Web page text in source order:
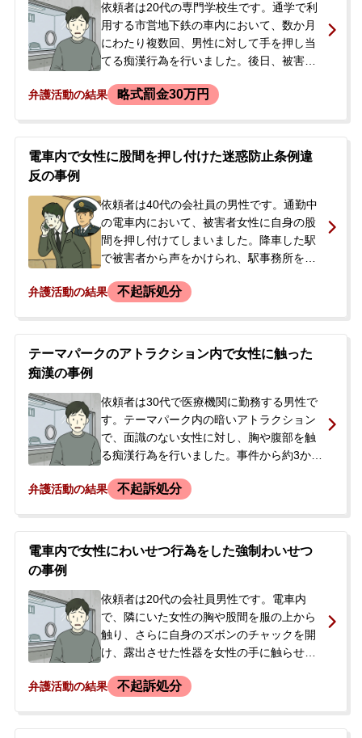
れました。しかし、今後の刑事処分がどう
なるか、大学生活への影響はないかといっ
た点に強い不安を感じ、釈放後に父親と一
緒に当事務所へ相談に来られ、正式に弁護
依頼者は20代の専門学校生です。通学で利
用する市営地下鉄の車内において、数か月
にわたり複数回、男性に対して手を押し当
てる痴漢行為を行いました。後日、被害者
し、逮捕されましたが、その日のうちに釈
感じた依頼者のご両親から、当事務所にご
相談がありました。依頼者は以前にも別の
約となりました。
弁護活動の結果 略式罰金30万円
電車内で女性に股間を押し付けた迷惑防止条例違
反の事例
依頼者は40代の会社員の男性です。通勤中
の電車内において、被害者女性に自身の股
間を押し付けてしまいました。降車した駅
で被害者から声をかけられ、駅事務所を経
は妻が身元引受人となり帰宅できました
にこすりつけたというより、当たってしま
ったが発覚しなければ良いという程度の認
安が大きくなり、被害者との示談を早急に
進めたいとの思いから、当事務所へ相談
し、依頼に至りました。
弁護活動の結果 不起訴処分
テーマパークのアトラクション内で女性に触った
痴漢の事例
依頼者は30代で医療機関に勤務する男性で
す。テーマパーク内の暗いアトラクション
で、面識のない女性に対し、胸や腹部を触
る痴漢行為を行いました。事件から約3か月
押えを行った上で、大阪府の迷惑防止条例
不安に思い、当事務所に相談と初回接見の
依頼をされました。依頼者は警察の取調べ
アトラクションの雰囲気で盛り上がってや
ってしまったと供述していました。また、
依頼者には未成年時に同種の事件で鑑別所
に収容された前歴がありました。
弁護活動の結果 不起訴処分
電車内で女性にわいせつ行為をした強制わいせつ
の事例
依頼者は20代の会社員男性です。電車内
で、隣にいた女性の胸や股間を服の上から
触り、さらに自身のズボンのチャックを開
け、露出させた性器を女性の手に触らせる
後、女性と連絡先を交換しましたが、数日
弁護活動の結果 不起訴処分